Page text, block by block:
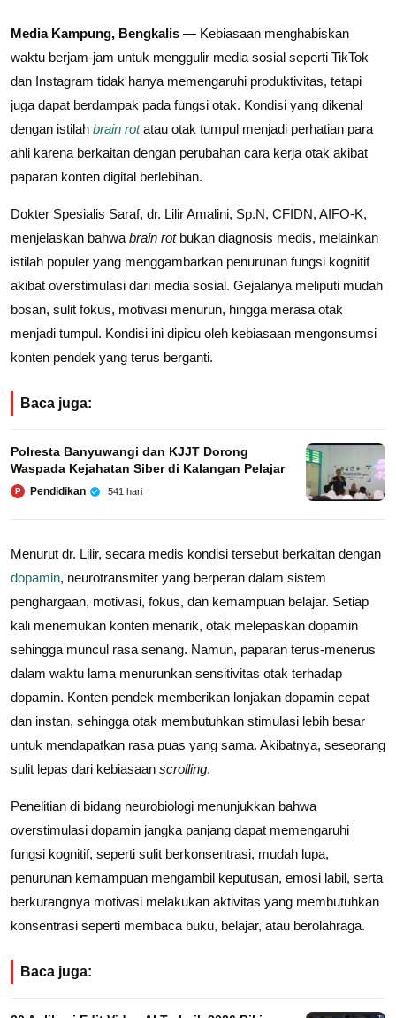
Media Kampung, Bengkalis — Kebiasaan menghabiskan
waktu berjam-jam untuk menggulir media sosial seperti TikTok
dan Instagram tidak hanya memengaruhi produktivitas, tetapi
juga dapat berdampak pada fungsi otak. Kondisi yang dikenal
dengan istilah brain rotatau otak tumpul menjadi perhatian para
ahli karena berkaitan dengan perubahan cara kerja otak akibat
paparan konten digital berlebihan.
Dokter Spesialis Saraf, dr. Lilir Amalini, Sp.N, CFIDN, AIFO-K,
menjelaskan bahwa brain rotbukan diagnosis medis, melainkan
istilah populer yang menggambarkan penurunan fungsi kognitif
akibat overstimulasi dari media sosial. Gejalanya meliputi mudah
bosan, sulit fokus, motivasi menurun, hingga merasa otak
menjadi tumpul. Kondisi ini dipicu oleh kebiasaan mengonsumsi
konten pendek yang terus berganti.
Baca juga:
Polresta Banyuwangi dan KJJT Dorong
Waspada Kejahatan Siber di Kalangan Pelajar
P Pendidikan 541 hari
Menurut dr. Lilir, secara medis kondisi tersebut berkaitan dengan
dopamin, neurotransmiter yang berperan dalam sistem
penghargaan, motivasi, fokus, dan kemampuan belajar. Setiap
kali menemukan konten menarik, otak melepaskan dopamin
sehingga muncul rasa senang. Namun, paparan terus-menerus
dalam waktu lama menurunkan sensitivitas otak terhadap
dopamin. Konten pendek memberikan lonjakan dopamin cepat
dan instan, sehingga otak membutuhkan stimulasi lebih besar
untuk mendapatkan rasa puas yang sama. Akibatnya, seseorang
sulit lepas dari kebiasaan scrolling.
Penelitian di bidang neurobiologi menunjukkan bahwa
overstimulasi dopamin jangka panjang dapat memengaruhi
fungsi kognitif, seperti sulit berkonsentrasi, mudah lupa,
penurunan kemampuan mengambil keputusan, emosi labil, serta
berkurangnya motivasi melakukan aktivitas yang membutuhkan
konsentrasi seperti membaca buku, belajar, atau berolahraga.
Baca juga: